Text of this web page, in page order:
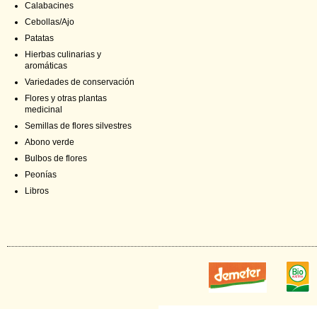
Calabacines
Cebollas/Ajo
Patatas
Hierbas culinarias y
aromáticas
Variedades de conservación
Flores y otras plantas
medicinal
Semillas de flores silvestres
Abono verde
Bulbos de flores
Peonías
Libros